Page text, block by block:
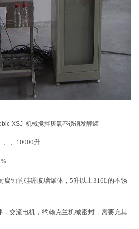
XSJ 机械搅拌厌氧不锈钢发酵罐
、、10000升
腐蚀的硅硼玻璃罐体，5升以上316L的不锈
交流电机，约翰克兰机械密封，需要充其